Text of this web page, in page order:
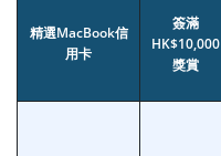
精選MacBook信
用卡
簽滿
HK$10,000
獎賞